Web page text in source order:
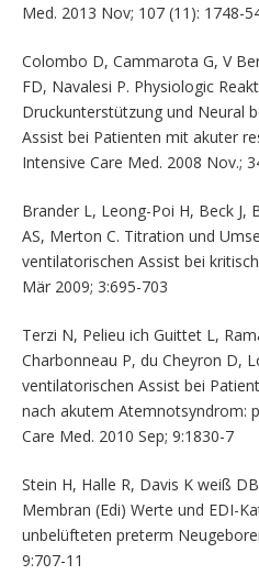
Med. 2013 Nov; 107 (11): 1748-
Colombo D, Cammarota G, V
FD, Navalesi P. Physiologic
Druckunterstützung und Neural
Assist bei Patienten mit akuter
Intensive Care Med. 2008 Nov.;
Brander L, Leong-Poi H, Beck J,
AS, Merton C. Titration und
ventilatorischen Assist bei
Mär 2009; 3:695-703
Terzi N, Pelieu ich Guittet L,
Charbonneau P, du Cheyron D,
ventilatorischen Assist bei
nach akutem Atemnotsyndrom:
Care Med. 2010 Sep; 9:1830-7
Stein H, Halle R, Davis K weiß
Membran (Edi) Werte und EDI-
unbelüfteten preterm
9:707-11